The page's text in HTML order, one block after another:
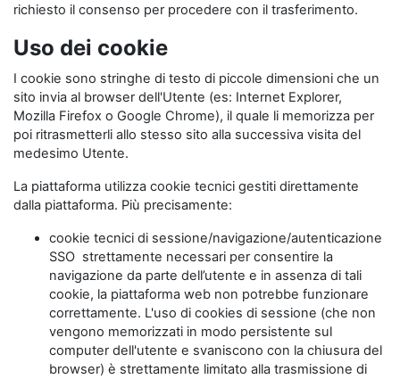
richiesto il consenso per procedere con il trasferimento.
Uso dei cookie
I cookie sono stringhe di testo di piccole dimensioni che un
sito invia al browser dell'Utente (es: Internet Explorer,
Mozilla Firefox o Google Chrome), il quale li memorizza per
poi ritrasmetterli allo stesso sito alla successiva visita del
medesimo Utente.
La piattaforma utilizza cookie tecnici gestiti direttamente
dalla piattaforma. Più precisamente:
cookie tecnici di sessione/navigazione/autenticazione
SSO strettamente necessari per consentire la
navigazione da parte dell’utente e in assenza di tali
cookie, la piattaforma web non potrebbe funzionare
correttamente. L'uso di cookies di sessione (che non
vengono memorizzati in modo persistente sul
computer dell'utente e svaniscono con la chiusura del
browser) è strettamente limitato alla trasmissione di